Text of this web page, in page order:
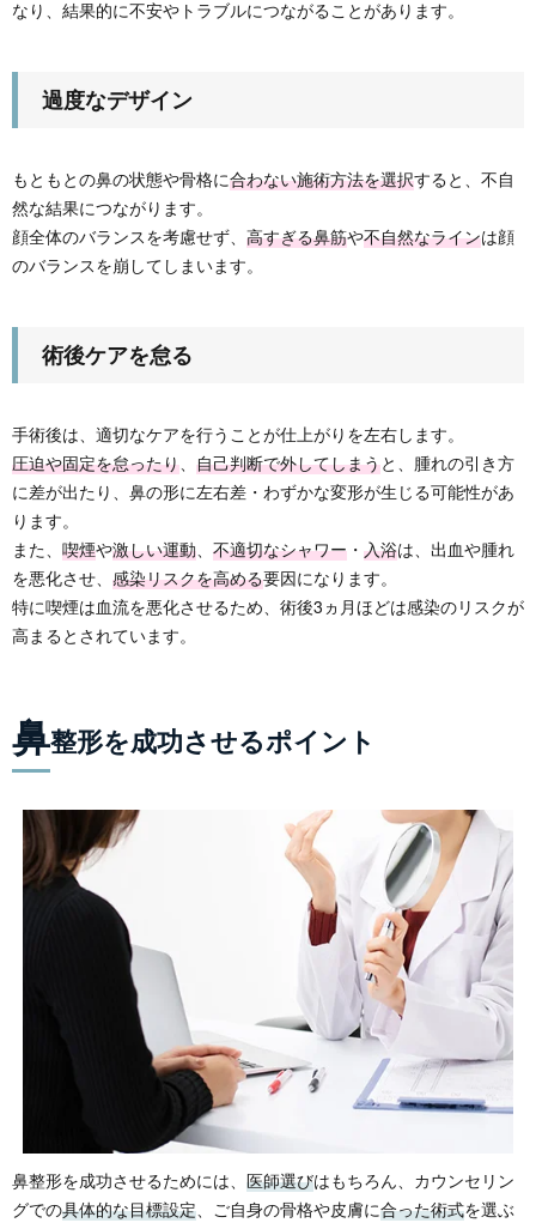
なり、結果的に不安やトラブルにつながることがあります。
過度なデザイン
もともとの鼻の状態や骨格に合わない施術方法を選択すると、不自
然な結果につながります。
顔全体のバランスを考慮せず、 高すぎる鼻筋や不自然なラインは顔
のバランスを崩してしまいます。
術後ケアを怠る
手術後は、適切なケアを行うことが仕上がりを左右します。
圧迫や固定を怠ったり
自己判断で外してしまうと、腫れの引き方
に差が出たり、鼻の形に左右差・わずかな変形が生じる可能性があ
ります。
また、 喫煙や激しい運動 不適切なシャワー ・ 入浴は、出血や腫れ
を悪化させ、 感染リスクを高める要因になります。
特に喫煙は血流を悪化させるため、術後3ヵ月ほどは感染のリスクが
高まるとされています。
鼻整形を成功させるポイント
鼻整形を成功させるためには、 医師選びはもちろん、カウンセリン
グでの具体的な目標設定、ご自身の骨格や皮膚に合った術式を選ぶ